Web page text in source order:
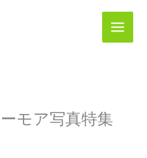
モア写真特集